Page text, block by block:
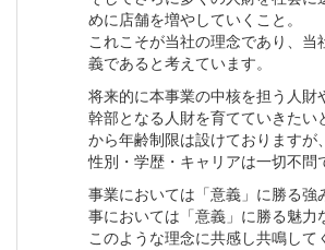
めに店舗を増やしていくこと。
これこそが当社の理念であり、当
義であると考えています。
将来的に本事業の中核を担う人財
幹部となる人財を育てていきたい
から年齢制限は設けておりますが
性別・学歴・キャリアは一切不問
事業においては「意義」に勝る強
事においては「意義」に勝る魅力
このような理念に共感し共鳴して